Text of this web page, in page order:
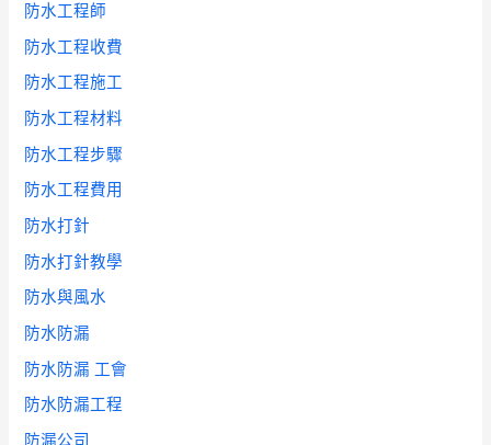
防水工程師
防水工程收費
防水工程施工
防水工程材料
防水工程步驟
防水工程費用
防水打針
防水打針教學
防水與風水
防水防漏
防水防漏 工會
防水防漏工程
防漏公司